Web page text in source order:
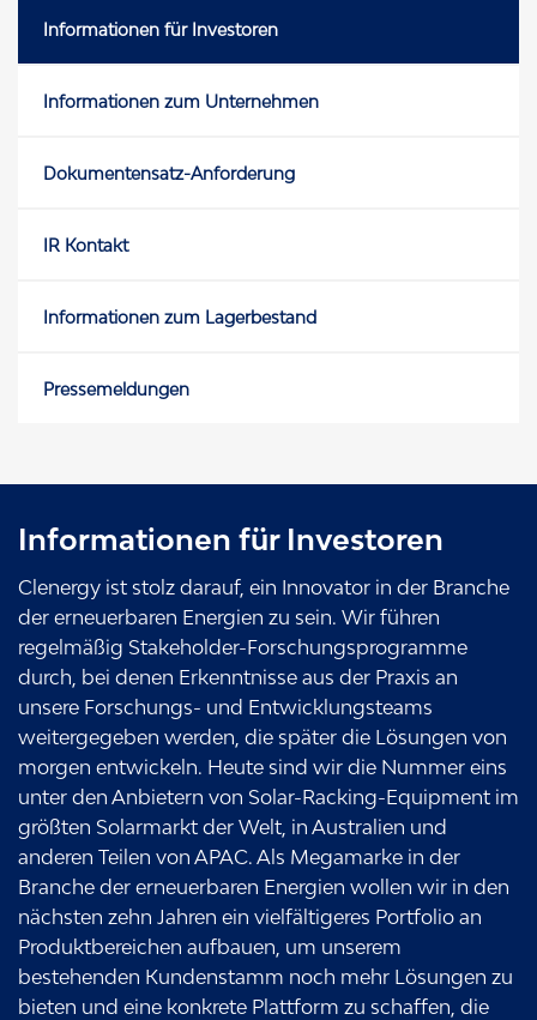
Informationen für Investoren
Informationen zum Unternehmen
Dokumentensatz-Anforderung
IR Kontakt
Informationen zum Lagerbestand
Pressemeldungen
Informationen für Investoren
Clenergy ist stolz darauf, ein Innovator in der Branche
der erneuerbaren Energien zu sein. Wir führen
regelmäßig Stakeholder-Forschungsprogramme
durch, bei denen Erkenntnisse aus der Praxis an
unsere Forschungs- und Entwicklungsteams
weitergegeben werden, die später die Lösungen von
morgen entwickeln. Heute sind wir die Nummer eins
unter den Anbietern von Solar-Racking-Equipment im
größten Solarmarkt der Welt, in Australien und
anderen Teilen von APAC. Als Megamarke in der
Branche der erneuerbaren Energien wollen wir in den
nächsten zehn Jahren ein vielfältigeres Portfolio an
Produktbereichen aufbauen, um unserem
bestehenden Kundenstamm noch mehr Lösungen zu
bieten und eine konkrete Plattform zu schaffen, die